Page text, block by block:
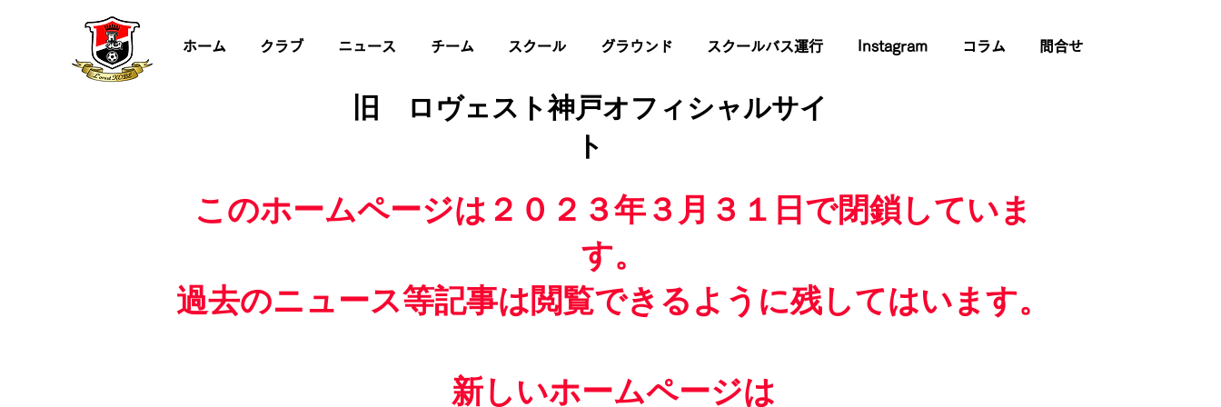
ホーム クラブ ニュース チーム スクール グラウンド スクールバス運行 Instagram コラム 問合せ
旧 ロヴェスト神戸オフィシャルサイ
ト
このホームページは２０２３年３月３１日で閉鎖していま
す。
過去のニュース等記事は閲覧できるように残してはいます。
新しいホームページは